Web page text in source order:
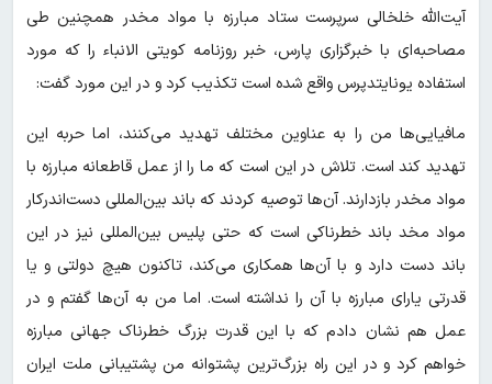
آیت‌الله خلخالی سرپرست ستاد مبارزه با مواد مخدر همچنین طی
مصاحبه‌ای با خبرگزاری پارس، خبر روزنامه کویتی الانباء را که مورد
استفاده یونایتدپرس واقع شده است تکذیب کرد و در این مورد گفت:
مافیایی‌ها من را به عناوین مختلف تهدید می‌کنند، اما حربه این
تهدید کند است. تلاش در این است که ما را از عمل قاطعانه مبارزه با
مواد مخدر بازدارند. آن‌ها توصیه کردند که باند بین‌المللی دست‌اندرکار
مواد مخد باند خطرناکی است که حتی پلیس بین‌المللی نیز در این
باند دست دارد و با آن‌ها همکاری می‌کند، تاکنون هیچ دولتی و یا
قدرتی یارای مبارزه با آن را نداشته است. اما من به آن‌ها گفتم و در
عمل هم نشان دادم که با این قدرت بزرگ خطرناک جهانی مبارزه
خواهم کرد و در این راه بزرگ‌ترین پشتوانه من پشتیبانی ملت ایران